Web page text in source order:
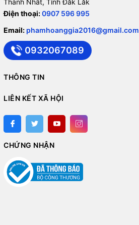
Điện thoại:0907 596 995
Email: phamhoanggia2016@gmail.com
0932067089
THÔNG TIN
LIÊN KẾT XÃ HỘI
CHỨNG NHẬN